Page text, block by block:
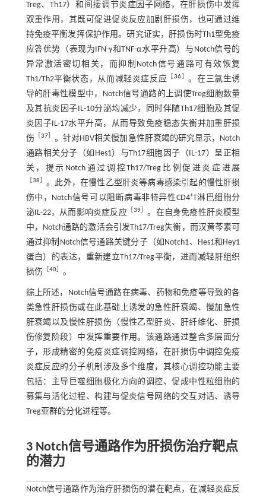
Treg、Th17）和间接调节炎症因子网络，在肝损伤中发挥
双重作用，其既可促进促炎反应加剧肝损伤，也可通过维
持免疫平衡发挥保护作用。研究证实，肝损伤时Th1型免疫
应答优势（表现为IFN-γ和TNF-α水平升高）与Notch信号的
异常激活密切相关，而抑制Notch信号通路可有效恢复
Th1/Th2平衡状态，从而减轻炎症反应 ［36
。在三氯生诱
导的肝毒性模型中，Notch信号通路的上调使Treg细胞数量
及其抗炎因子IL-10分泌均减少，同时伴随Th17细胞及其促
炎因子IL-17水平升高，从而导致免疫稳态失衡并加重肝损
伤
37］ 。针对HBV相关慢加急性肝衰竭的研究显示，Notch
通路相关分子（如Hes1）与Th17细胞因子（IL-17）呈正相
关，提示Notch通过调控Th17/Treg比例促进炎症进展
38
。此外，在慢性乙型肝炎等病毒感染引起的慢性肝损
伤中，Notch信号可以阻断病毒非特异性CD4+T淋巴细胞分
泌IL-22，从而影响炎症反应［ 39
。在自身免疫性肝炎模型
中，Notch通路的激活会引发Th17/Treg失衡，而汉黄芩素可
通过抑制Notch信号通路关键分子（如Notch1、Hes1和Hey1
蛋白）的表达，重新建立Th17/Treg平衡，进而减轻肝组织
损伤
40］ 。
综上所述，Notch信号通路在病毒、药物和免疫等导致的各
类急性肝损伤或在此基础上诱发的急性肝衰竭、慢加急性
肝衰竭以及慢性肝损伤（慢性乙型肝炎、肝纤维化、肝损
伤修复阶段）中发挥重要作用。该通路通过整合多层面分
子，形成精密的免疫炎症调控网络，在肝损伤中调控免疫
炎症反应的分子机制涉及多个维度，其核心调控功能主要
包括：主导巨噬细胞极化方向的调控、促成中性粒细胞的
募集与活化过程、构建与促炎信号网络的交互对话、诱导
Treg亚群的分化进程等。
3 Notch信号通路作为肝损伤治疗靶点
的潜力
Notch信号通路作为治疗肝损伤的潜在靶点，在减轻炎症反